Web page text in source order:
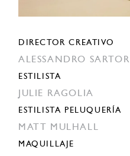
DIRECTOR CREATIVO
ALESSANDRO SARTORI
ESTILISTA
JULIE RAGOLIA
ESTILISTA PELUQUERÍA
MATT MULHALL
MAQUILLAJE